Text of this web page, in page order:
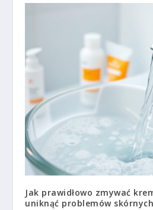
Jak prawidłowo zmywać
uniknąć problemów